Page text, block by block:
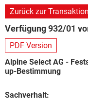
Zurück zur Transaktion
Verfügung 932/01
PDF Version
Alpine Select AG -
up-Bestimmung
Sachverhalt: